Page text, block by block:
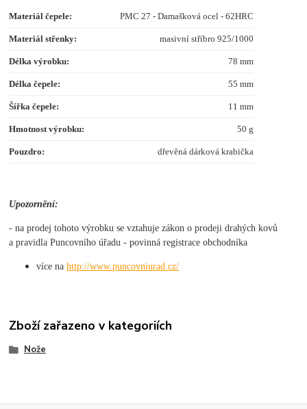
Materiál čepele: PMC 27 - Damašková ocel - 62HRC
Materiál střenky: masivní stříbro 925/1000
Délka výrobku: 78 mm
Délka čepele: 55 mm
Šířka čepele: 11 mm
Hmotnost výrobku: 50 g
Pouzdro: dřevěná dárková krabička
Upozornění:
- na prodej tohoto výrobku se vztahuje zákon o prodeji drahých kovů
a pravidla Puncovního úřadu - povinná registrace obchodníka
více nahttp://www.puncovniurad.cz/
Zboží zařazeno v kategoriích
Nože